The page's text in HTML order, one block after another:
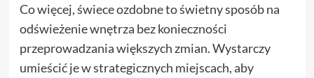
Co więcej, świece ozdobne to świetny sposób na
odświeżenie wnętrza bez konieczności
przeprowadzania większych zmian. Wystarczy
umieścić je w strategicznych miejscach, aby